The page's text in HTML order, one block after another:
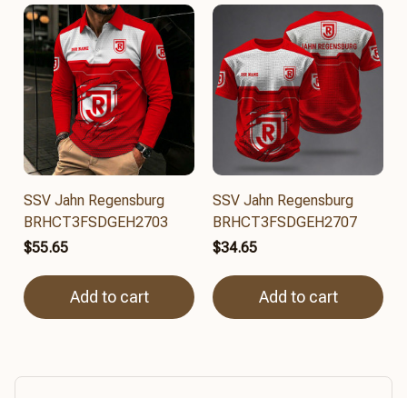
SSV Jahn Regensburg
BRHCT3FSDGEH2703
$55.65
Add to cart
SSV Jahn Regensburg
BRHCT3FSDGEH2707
$34.65
Add to cart